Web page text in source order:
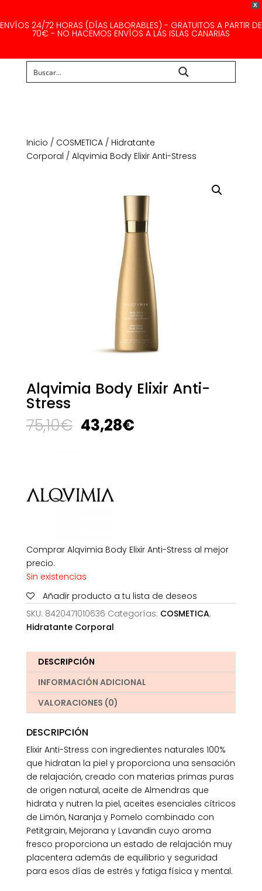
X
ENVÍOS 24/72 HORAS (DÍAS LABORABLES) - GRATUITOS A PARTIR DE
70€ - NO HACEMOS ENVÍOS A LAS ISLAS CANARIAS
Inicio / COSMETICA/ Hidratante
Corporal / Alqvimia Body Elixir Anti-Stress
Alqvimia Body Elixir Anti-
Stress
75,10€ El
precio
43,28€El
Comprar Alqvimia Body Elixir Anti-Stress al mejor
precio.
Sin existencias
Añadir producto a tu lista de deseos
SKU: 8420471010636 Categorías: COSMETICA,
Hidratante Corporal
DESCRIPCIÓN
INFORMACIÓN ADICIONAL
VALORACIONES (0)
DESCRIPCIÓN
Elixir Anti-Stress con ingredientes naturales 100%
que hidratan la piel y proporciona una sensación
de relajación, creado con materias primas puras
de origen natural, aceite de Almendras que
hidrata y nutren la piel, aceites esenciales cítricos
de Limón, Naranja y Pomelo combinado con
Petitgrain, Mejorana y Lavandin cuyo aroma
fresco proporciona un estado de relajación muy
placentera además de equilibrio y seguridad
para esos días de estrés y fatiga física y mental.